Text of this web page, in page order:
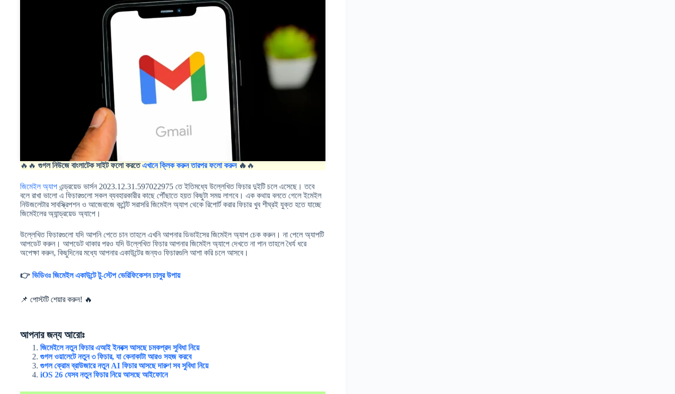
🔥🔥 গুগল নিউজে বাংলাটেক সাইট ফলো করতেএখানে ক্লিক করুন তারপর ফলো করুন🔥 🔥
জিমেইল অ্যাপ এন্ড্রয়েড ভার্সন 2023.12.31.597022975 তে ইতিমধ্যে উল্লেখিত ফিচার দুইটি চলে এসেছে। তবে
বলে রাখা ভালো এ ফিচারগুলো সকল ব্যবহারকারীর কাছে পৌঁছাতে হয়ত কিছুটা সময় লাগবে। এক কথায় বলতে গেলে ইমেইল
নিউজলেটার সাবস্ক্রিপশন ও আজেবাজে কন্টেন্ট সরাসরি জিমেইল অ্যাপ থেকে রিপোর্ট করার ফিচার খুব শীঘ্রই যুক্ত হতে যাচ্ছে
জিমেইলের অ্যান্ড্রয়েড অ্যাপে।
উল্লেখিত ফিচারগুলো যদি আপনি পেতে চান তাহলে এখনি আপনার ডিভাইসের জিমেইল অ্যাপ চেক করুন। না পেলে অ্যাপটি
আপডেট করুন। আপডেট থাকার পরও যদি উল্লেখিত ফিচার আপনার জিমেইল অ্যাপে দেখতে না পান তাহলে ধৈর্য ধরে
অপেক্ষা করুন, কিছুদিনের মধ্যে আপনার একাউন্টের জন্যও ফিচারগুলি আশা করি চলে আসবে।
👉 ভিডিওঃ জিমেইল একাউন্টে টু-স্টেপ ভেরিফিকেশন চালুর উপায়
📌 পোস্টটি শেয়ার করুন! 🔥
আপনার জন্য আরোঃ
জিমেইলে নতুন ফিচার এআই ইনবক্স আসছে চমকপ্রদ সুবিধা নিয়ে
গুগল ওয়ালেটে নতুন ৩ ফিচার, যা কেনাকাটা আরও সহজ করবে
গুগল ক্রোম ব্রাউজারে নতুন AI ফিচার আসছে দারুণ সব সুবিধা নিয়ে
iOS 26 যেসব নতুন ফিচার নিয়ে আসছে আইফোনে